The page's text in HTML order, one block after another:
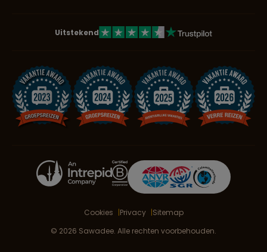
Uitstekend
Cookies Privacy
Sitemap
© 2026 Sawadee. Alle rechten voorbehouden.